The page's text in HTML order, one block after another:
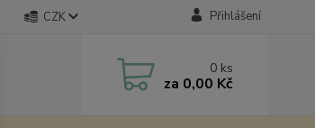
CZK Přihlášení
0 ks
za 0,00 Kč